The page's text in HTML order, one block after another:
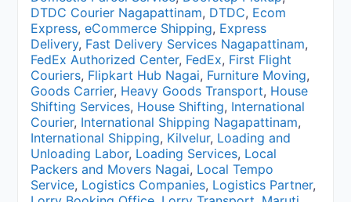
DTDC Courier Nagapattinam, DTDC, Ecom
Express,eCommerce Shipping, Express
Delivery, Fast Delivery Services Nagapattinam,
FedEx Authorized Center, FedEx, First Flight
Couriers, Flipkart Hub Nagai, Furniture Moving,
Goods Carrier, Heavy Goods Transport, House
Shifting Services, House Shifting, International
Courier, International Shipping Nagapattinam,
International Shipping, Kilvelur, Loading and
Unloading Labor, Loading Services, Local
Packers and Movers Nagai, Local Tempo
Service, Logistics Companies, Logistics Partner,